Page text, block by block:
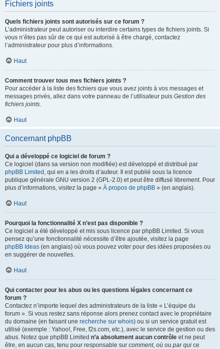
Fichiers joints
Quels fichiers joints sont autorisés sur ce forum ?
L’administrateur peut autoriser ou interdire certains types de fichiers joints. Si
vous n’êtes pas sûr de ce qui est autorisé à être chargé, contactez
l’administrateur pour plus d’informations.
Haut
Comment trouver tous mes fichiers joints ?
Pour accéder à la liste des fichiers que vous avez joints à vos messages et
messages privés, allez dans votre panneau de l’utilisateur puis Gestion des
fichiers joints.
Haut
Concernant phpBB
Qui a développé ce logiciel de forum ?
Ce logiciel (dans sa version non modifiée) est développé et distribué par
phpBB Limited , qui en a les droits d’auteur. Il est publié sous la licence
publique générale GNU version 2 (GPL-2.0) et peut être diffusé librement. Pour
plus d’informations, visitez la page « À propos de phpBB » (en anglais).
Haut
Pourquoi la fonctionnalité X n’est pas disponible ?
Ce logiciel a été développé et mis sous licence par phpBB Limited. Si vous
pensez qu’une fonctionnalité nécessite d’être ajoutée, visitez la page
phpBB Ideas (en anglais) où vous pouvez voter pour des idées proposées ou
en suggérer de nouvelles.
Haut
Qui contacter pour les abus ou les questions légales concernant ce
forum ?
Contactez n’importe lequel des administrateurs de la liste « L’équipe du
forum ». Si vous restez sans réponse alors prenez contact avec le propriétaire
du domaine (en faisant une recherche sur whois) ou si un service gratuit est
utilisé (exemple : Yahoo!, Free, f2s.com, etc.), avec le service de gestion ou des
abus. Notez que phpBB Limited n’a absolument aucun contrôle et ne peut
être, en aucun cas, tenu pour responsable sur comment, où ou par qui ce